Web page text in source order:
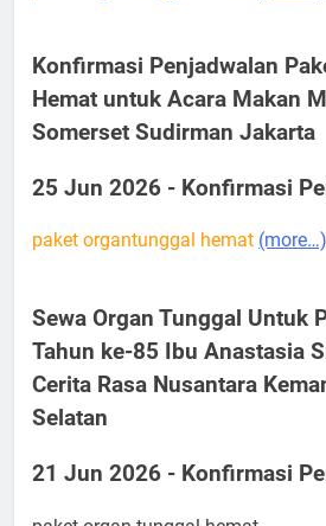
Konfirmasi Penjadwalan
Hemat untuk Acara Makan
Somerset Sudirman Jakarta
25 Jun 2026 - Konfirmasi
paket organtunggal hemat (more…)
Sewa Organ Tunggal Untuk
Tahun ke-85 Ibu Anastasia
Cerita Rasa Nusantara
Selatan
21 Jun 2026 - Konfirmasi